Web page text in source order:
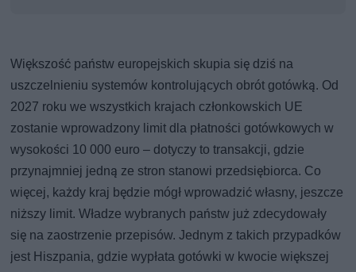
Większość państw europejskich skupia się dziś na
uszczelnieniu systemów kontrolujących obrót gotówką. Od
2027 roku we wszystkich krajach członkowskich UE
zostanie wprowadzony limit dla płatności gotówkowych w
wysokości 10 000 euro – dotyczy to transakcji, gdzie
przynajmniej jedną ze stron stanowi przedsiębiorca. Co
więcej, każdy kraj będzie mógł wprowadzić własny, jeszcze
niższy limit. Władze wybranych państw już zdecydowały
się na zaostrzenie przepisów. Jednym z takich przypadków
jest Hiszpania, gdzie wypłata gotówki w kwocie większej